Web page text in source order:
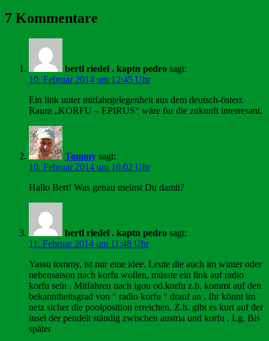
7 Kommentare
bertl riedel . kaptn pedro sagt:
10. Februar 2014 um 12:45 Uhr
Ein link unter mitfahrgelegenheit aus dem deutsch-österr.
Raum „KORFU – EPIRUS“ wäre fur die zukunft interresant.
Tommy sagt:
10. Februar 2014 um 16:02 Uhr
Hallo Bert! Was genau meinst Du damit?
bertl riedel . kaptn pedro sagt:
11. Februar 2014 um 11:48 Uhr
Yassu tommy, ist nur eine idee. Leute die auch im winter oder
nebensaison nach korfu wollen, müsste ein link auf radio
korfu sein . Mitfahren nach igou od.korfu z.b. kommt auf den
bekanntheitsgrad von “ radio korfu “ drauf an . Ihr könnt im
netz sicher die poolposition erreichen. Z.b. gibt es kurt auf der
insel der pendelt ständig zwischen austria und korfu . Lg. Bis
später